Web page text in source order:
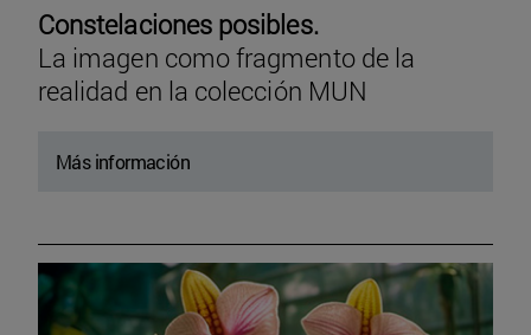
Constelaciones posibles.
La imagen como fragmento de la
realidad en la colección MUN
Más información